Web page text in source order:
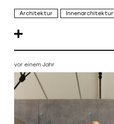
Architektur Innenarchitektur
vor einem Jahr